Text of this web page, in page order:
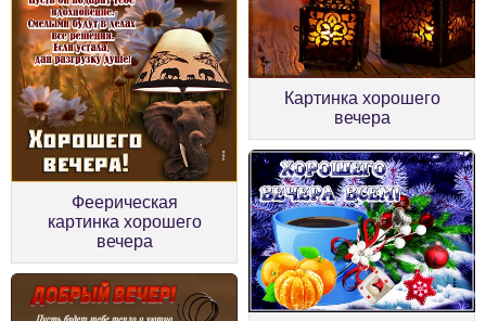
Феерическая
картинка хорошего
вечера
Картинка хорошего
вечера